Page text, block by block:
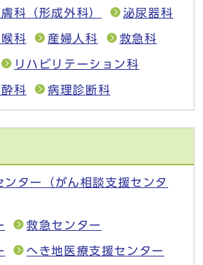
科（形成外科） 泌尿器科
科 産婦人科 救急科
リハビリテーション科
科 病理診断科
ンター（がん相談支援センタ
救急センター
へき地医療支援センター